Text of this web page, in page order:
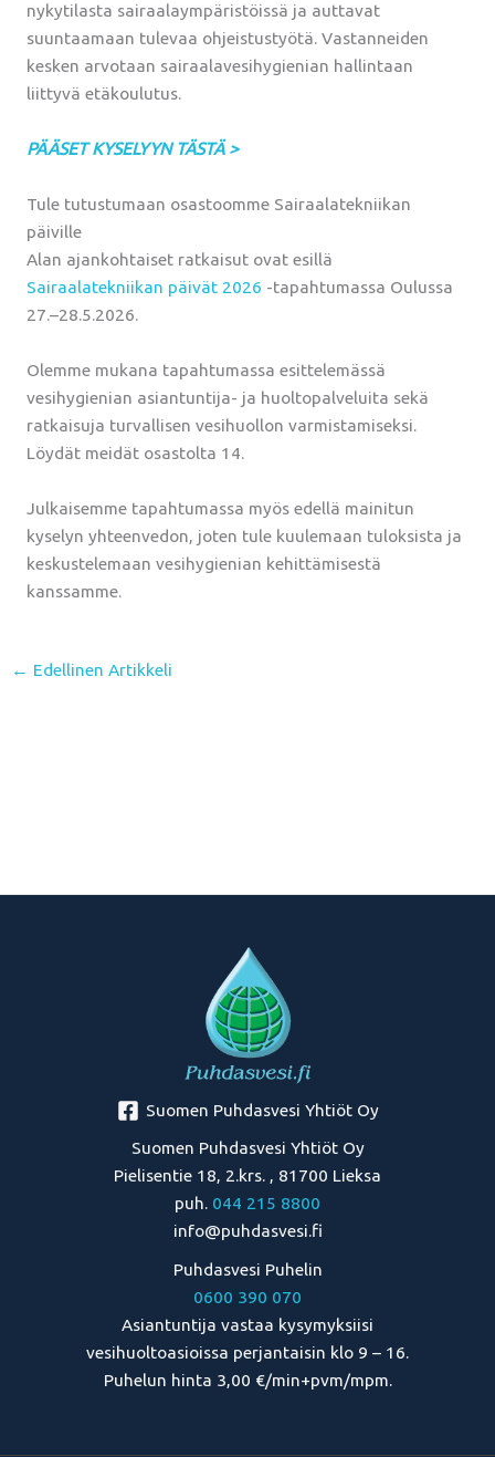
nykytilasta sairaalaympäristöissä ja auttavat
suuntaamaan tulevaa ohjeistustyötä. Vastanneiden
kesken arvotaan sairaalavesihygienian hallintaan
liittyvä etäkoulutus.
PÄÄSET KYSELYYN TÄSTÄ >
Tule tutustumaan osastoomme Sairaalatekniikan
päiville
Alan ajankohtaiset ratkaisut ovat esillä
Sairaalatekniikan päivät 2026 -tapahtumassa Oulussa
27.–28.5.2026.
Olemme mukana tapahtumassa esittelemässä
vesihygienian asiantuntija- ja huoltopalveluita sekä
ratkaisuja turvallisen vesihuollon varmistamiseksi.
Löydät meidät osastolta 14.
Julkaisemme tapahtumassa myös edellä mainitun
kyselyn yhteenvedon, joten tule kuulemaan tuloksista ja
keskustelemaan vesihygienian kehittämisestä
kanssamme.
← Edellinen Artikkeli
Suomen Puhdasvesi Yhtiöt Oy
Suomen Puhdasvesi Yhtiöt Oy
Pielisentie 18, 2.krs. , 81700 Lieksa
puh. 044 215 8800
info@puhdasvesi.fi
Puhdasvesi Puhelin
0600 390 070
Asiantuntija vastaa kysymyksiisi
vesihuoltoasioissa perjantaisin klo 9 – 16.
Puhelun hinta 3,00 €/min+pvm/mpm.